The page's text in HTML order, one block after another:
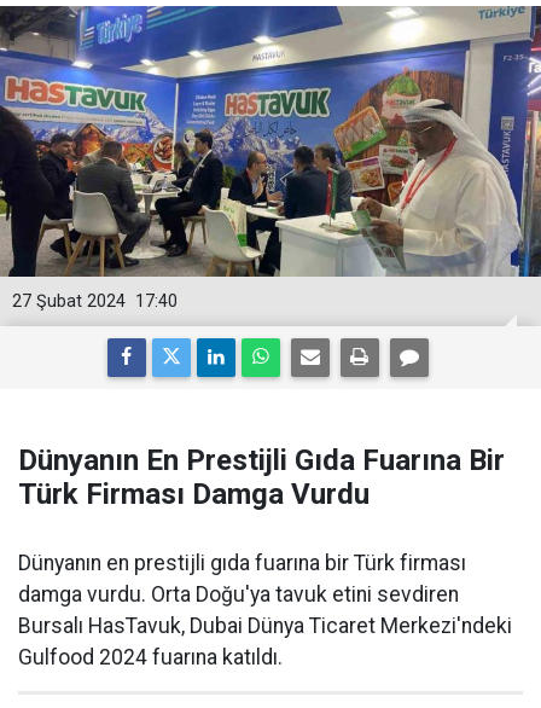
17:40
27 Şubat 2024
Dünyanın En Prestijli Gıda Fuarına Bir
Türk Firması Damga Vurdu
Dünyanın en prestijli gıda fuarına bir Türk firması
damga vurdu. Orta Doğu'ya tavuk etini sevdiren
Bursalı HasTavuk, Dubai Dünya Ticaret Merkezi'ndeki
Gulfood 2024 fuarına katıldı.